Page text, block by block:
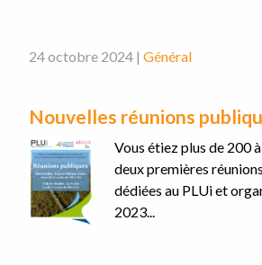
24 octobre 2024 | Général
Nouvelles réunions
Vous étiez plus de 200
deux premières
dédiées au PLUi et
2023...